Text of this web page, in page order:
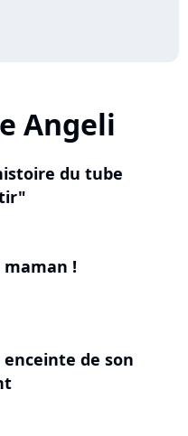
Angeli
du tube
maman !
enceinte de son